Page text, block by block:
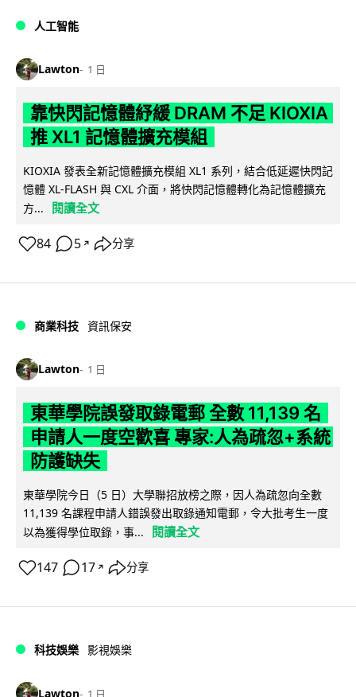
人工智能
Lawton 1 日
靠快閃記憶體紓緩 DRAM 不足 KIOXIA
推 XL1 記憶體擴充模組
KIOXIA 發表全新記憶體擴充模組 XL1 系列，結合低延遲快閃記
憶體 XL-FLASH 與 CXL 介面，將快閃記憶體轉化為記憶體擴充
方...
閱讀全文
84 5 ↗ 分享
商業科技 資訊保安
Lawton 1 日
東華學院誤發取錄電郵 全數 11,139 名
申請人一度空歡喜 專家:人為疏忽+系統
防護缺失
東華學院今日（5 日）大學聯招放榜之際，因人為疏忽向全數
11,139 名課程申請人錯誤發出取錄通知電郵，令大批考生一度
以為獲得學位取錄，事...
閱讀全文
147 17 ↗ 分享
科技娛樂 影視娛樂
Lawton 1 日